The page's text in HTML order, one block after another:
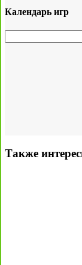
Календарь игр
Также